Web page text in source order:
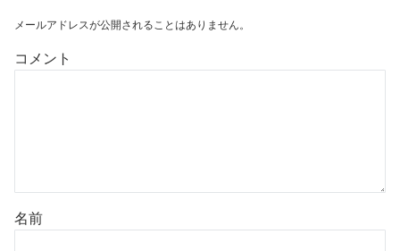
メールアドレスが公開されることはありません。
コメント
名前